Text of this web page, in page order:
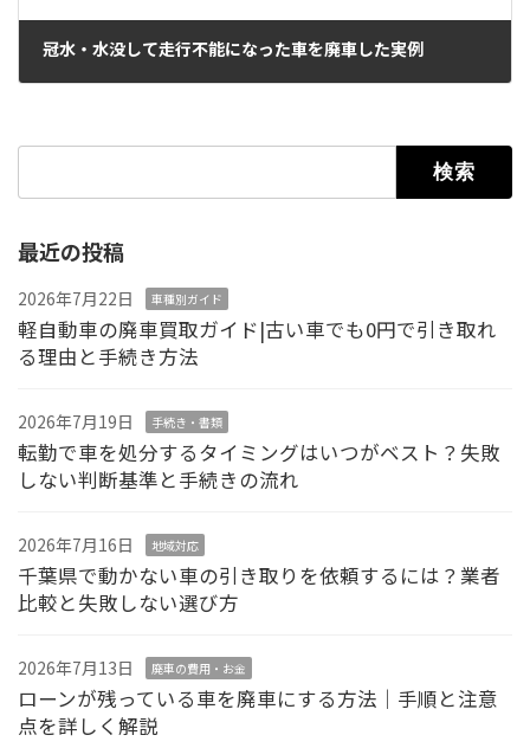
冠水・水没して走行不能になった車を廃車した実例
最近の投稿
2026年7月22日 車種別ガイド
軽自動車の廃車買取ガイド|古い車でも0円で引き取れ
る理由と手続き方法
2026年7月19日 手続き・書類
転勤で車を処分するタイミングはいつがベスト？失敗
しない判断基準と手続きの流れ
2026年7月16日 地域対応
千葉県で動かない車の引き取りを依頼するには？業者
比較と失敗しない選び方
2026年7月13日 廃車の費用・お金
ローンが残っている車を廃車にする方法｜手順と注意
点を詳しく解説